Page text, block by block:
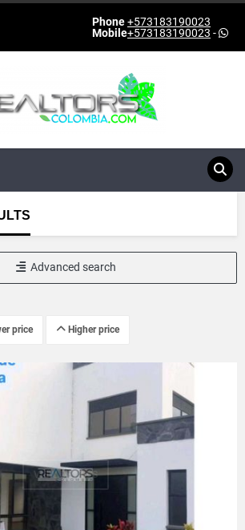
Phone+573183190023
Mobile+573183190023 -
Advanced search
price Higher price
VIEW DETAILS